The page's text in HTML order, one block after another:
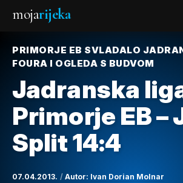
mojarijeka
PRIMORJE EB SVLADALO
FOURA I OGLEDA S BUDVOM
Jadranska
Primorje EB –
Split 14:4
07.04.2013. Autor: Ivan Dorian Molnar